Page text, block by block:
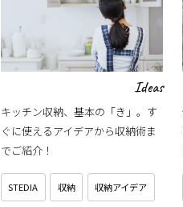
Ideas
キッチン収納、基本の「き」。す
ぐに使えるアイデアから収納術ま
でご紹介！
STEDIA 収納 収納アイデア